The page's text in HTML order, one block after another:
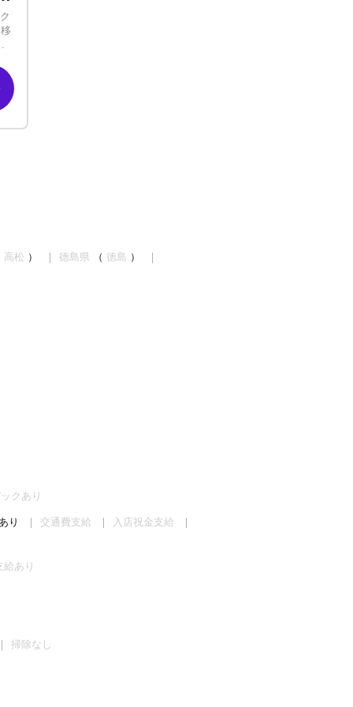
高松 ） 徳島県 （ 徳島 ）
クあり
り 交通費支給
入店祝金支給
給あり
掃除なし